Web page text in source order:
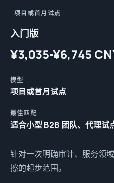
项目或首月试点
入门版
¥3,035-¥6,745
模型
项目或首月试点
最佳匹配
适合小型 B2B 团队、代理试
针对一次明确审计、服务领
擦的起步范围。